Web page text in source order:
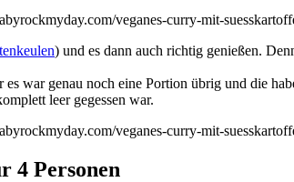
) und es dann auch richtig genießen.
war genau noch eine Portion übrig und die
leer gegessen war.
4 Personen